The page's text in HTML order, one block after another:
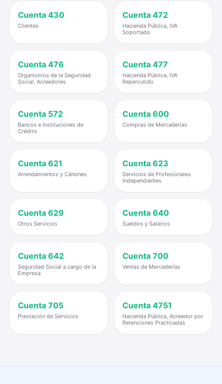
Cuenta 430
Clientes
Cuenta 472
Hacienda Pública, IVA
Soportado
Cuenta 476
Organismos de la Seguridad
Social, Acreedores
Cuenta 477
Hacienda Pública, IVA
Repercutido
Cuenta 572
Bancos e Instituciones de
Crédito
Cuenta 600
Compras de Mercaderías
Cuenta 621
Arrendamientos y Cánones
Cuenta 623
Servicios de Profesionales
Independientes
Cuenta 629
Otros Servicios
Cuenta 640
Sueldos y Salarios
Cuenta 642
Seguridad Social a cargo de la
Empresa
Cuenta 700
Ventas de Mercaderías
Cuenta 705
Prestación de Servicios
Cuenta 4751
Hacienda Pública, Acreedor por
Retenciones Practicadas